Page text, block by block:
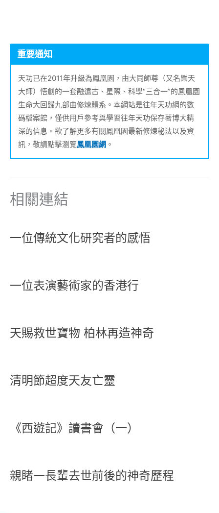
重要通知
天功已在2011年升級為鳳凰園，由大同師尊（又名樂天
大師）悟創的一套融遠古、星際、科學“三合一”的鳳凰園
生命大回歸九部曲修煉體系。本網站是往年天功網的數
碼檔案館，僅供用戶參考與學習往年天功保存著博大精
深的信息。欲了解更多有關鳳凰園最新修煉秘法以及資
訊，敬請點擊瀏覽鳳凰園網 。
相關連結
一位傳統文化研究者的感悟
一位表演藝術家的香港行
天賜救世寶物 柏林再造神奇
清明節超度天友亡靈
《西遊記》讀書會（一）
親睹一長輩去世前後的神奇歷程